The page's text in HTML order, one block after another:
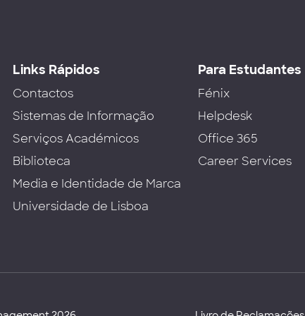
Links Rápidos
Contactos
Sistemas de Informação
Serviços Académicos
Biblioteca
Media e Identidade de Marca
Universidade de Lisboa
Para Estudantes
Fénix
Helpdesk
Office 365
Career Services